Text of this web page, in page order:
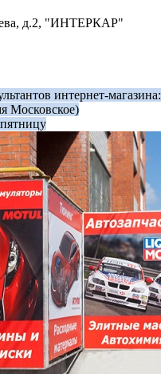
д.2, "ИНТЕРКАР"
интернет-магазина:
Московское)